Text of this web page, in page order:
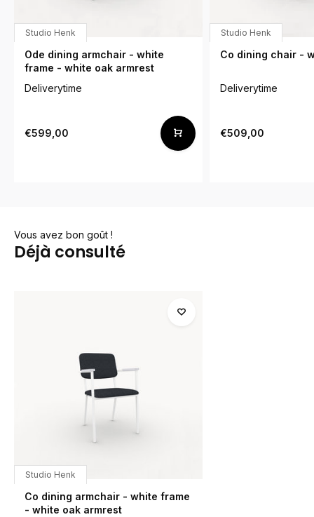
Studio Henk
Ode dining armchair - white
frame - white oak armrest
Deliverytime
€599,00
Studio Henk
Co dining chair -
Deliverytime
€509,00
Vous avez bon goût !
Déjà consulté
Studio Henk
Co dining armchair - white frame
- white oak armrest